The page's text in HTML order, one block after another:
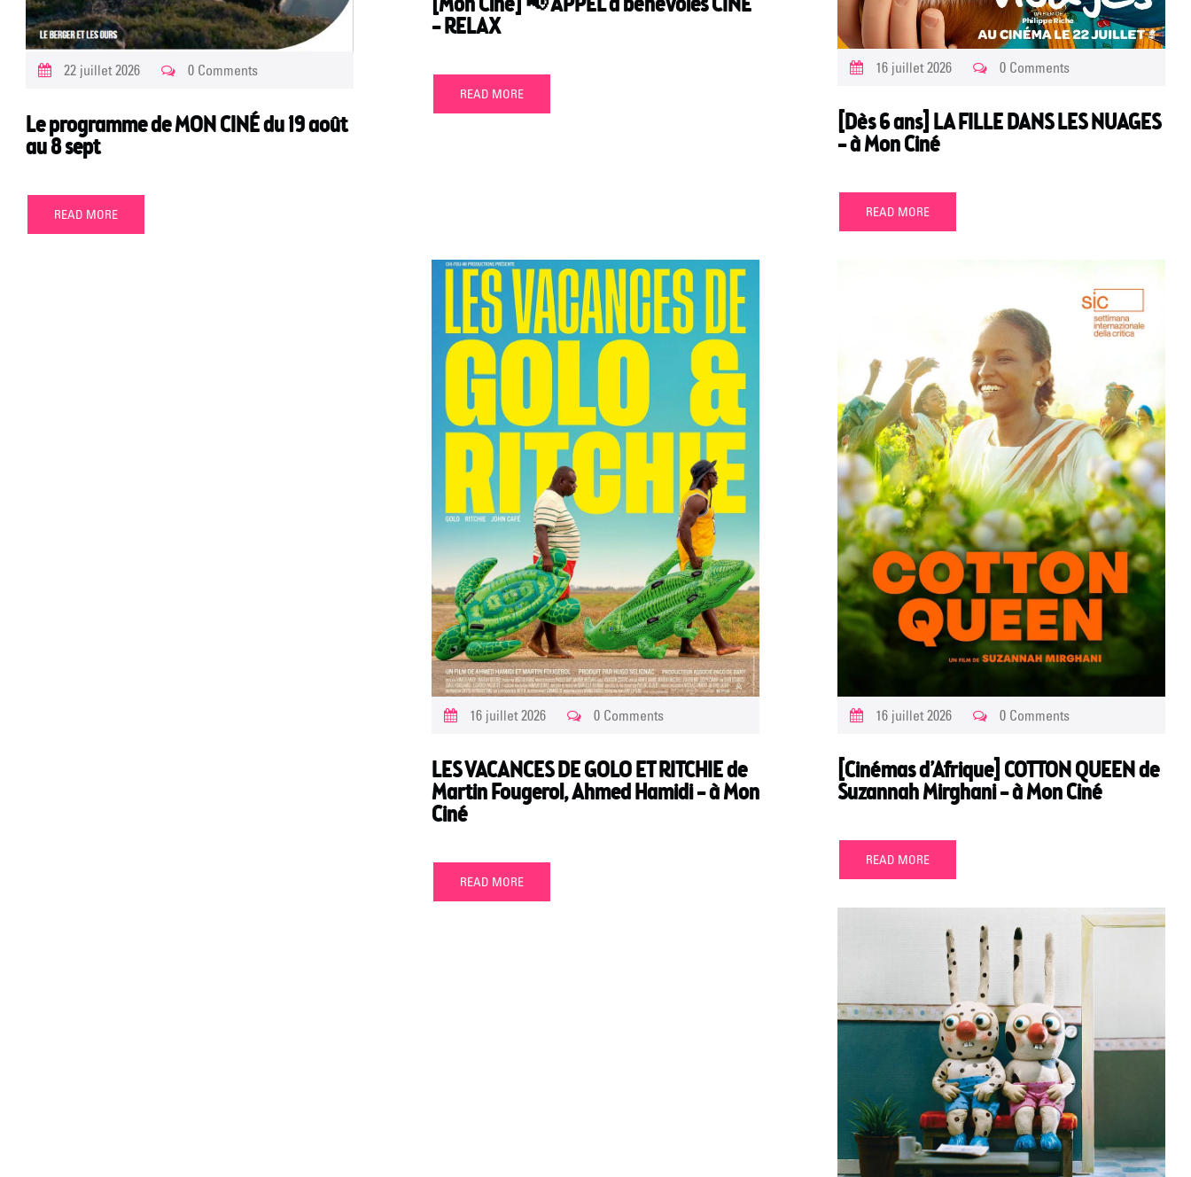
22 juillet 2026 0 Comments
Le programme de MON CINÉ du 19 août
au 8 sept
READ MORE
– RELAX
READ MORE
16 juillet 2026 0 Comments
[Dès 6 ans] LA FILLE DANS LES NUAGES
– à Mon Ciné
READ MORE
16 juillet 2026 0 Comments
LES VACANCES DE GOLO ET RITCHIE de
Martin Fougerol, Ahmed Hamidi – à Mon
Ciné
READ MORE
16 juillet 2026 0 Comments
[Cinémas d’Afrique] COTTON QUEEN de
Suzannah Mirghani – à Mon Ciné
READ MORE